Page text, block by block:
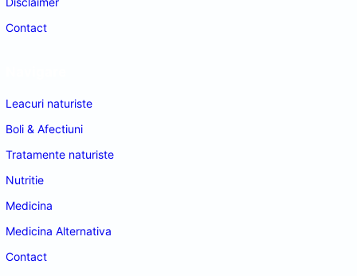
Contact
Leacuri naturiste
Boli & Afectiuni
Tratamente naturiste
Nutritie
Medicina
Medicina Alternativa
Contact